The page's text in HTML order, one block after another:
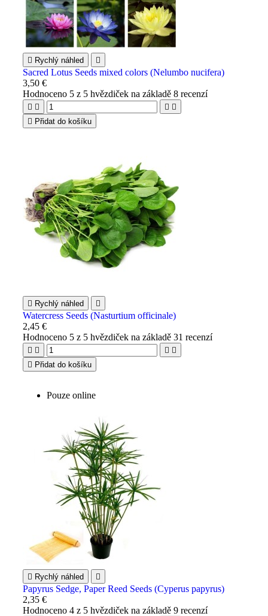
 Rychlý náhled 
Sacred Lotus Seeds mixed colors (Nelumbo nucifera)
3,50 €
Hodnoceno 5 z 5 hvězdiček na základě8 recenzí
   
 Přidat do košíku
 Rychlý náhled 
Watercress Seeds (Nasturtium officinale)
2,45 €
Hodnoceno 5 z 5 hvězdiček na základě31 recenzí
   
 Přidat do košíku
Pouze online
 Rychlý náhled 
Papyrus Sedge, Paper Reed Seeds (Cyperus papyrus)
2,35 €
Hodnoceno4 z 5 hvězdiček na základě9 recenzí